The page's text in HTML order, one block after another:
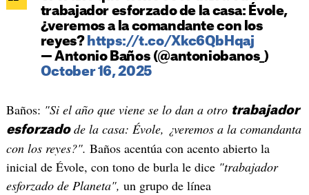
trabajador esforzado de la casa: Évole,
¿veremos a la comandante con los
reyes? https://t.co/Xkc6QbHqaj
— Antonio Baños (@antoniobanos_)
October 16, 2025
Baños: "Si el año que viene se lo dan a otro trabajador
esforzadode la casa: Évole, ¿veremos a la comandanta
con los reyes?". Baños acentúa con acento abierto la
inicial de Évole, con tono de burla le dice "trabajador
esforzado de Planeta", un grupo de línea